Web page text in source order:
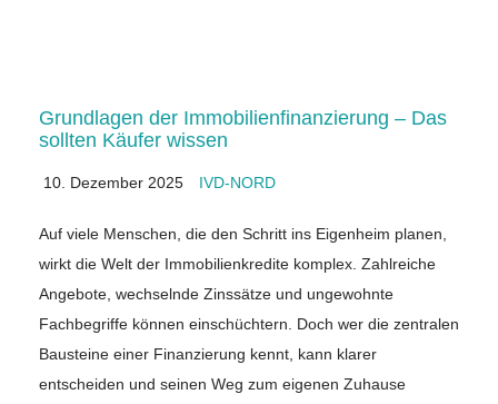
Grundlagen der Immobilienfinanzierung – Das
sollten Käufer wissen
10. Dezember 2025 IVD-NORD
Auf viele Menschen, die den Schritt ins Eigenheim planen,
wirkt die Welt der Immobilienkredite komplex. Zahlreiche
Angebote, wechselnde Zinssätze und ungewohnte
Fachbegriffe können einschüchtern. Doch wer die zentralen
Bausteine einer Finanzierung kennt, kann klarer
entscheiden und seinen Weg zum eigenen Zuhause